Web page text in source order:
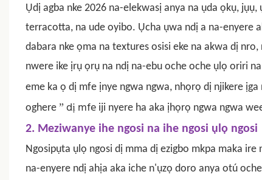
Ụdị agba nke 2026 na-elekwasị anya na ụda ọkụ,
terracotta, na ude oyibo. Ụcha ụwa ndị a na-enyere
dabara nke ọma na textures osisi eke na akwa dị
nwere ike ịrụ ọrụ na ndị na-ebu oche oche ụlọ oriri
eme ka ọ dị mfe ịnye ngwa ngwa, nhọrọ dị njikere
oghere ” dị mfe iji nyere ha aka ịhọrọ ngwa ngwa
2. Meziwanye ihe ngosi na ihe ngosi ụlọ ngosi
Ngosipụta ụlọ ngosi dị mma dị ezigbo mkpa maka
na-enyere ndị ahịa aka iche n'ụzọ doro anya otú